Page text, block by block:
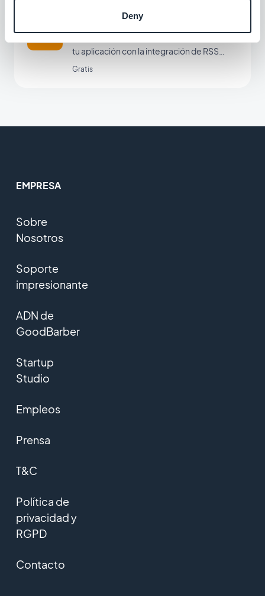
Deny
tu aplicación con la integración de RSS
Gratis
EMPRESA
Sobre
Nosotros
Soporte
impresionante
ADN de
GoodBarber
Startup
Studio
Empleos
Prensa
T&C
Política de
privacidad y
RGPD
Contacto